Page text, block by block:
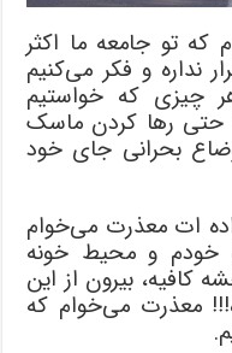
که تو جامعه ما اکثر
نداره و فکر می‌کنیم
چیزی که خواستیم
حتی رها کردن ماسک
بحرانی جای خود
ات معذرت می‌خوام
خودم و محیط خونه
کافیه، بیرون از این
معذرت می‌خوام که